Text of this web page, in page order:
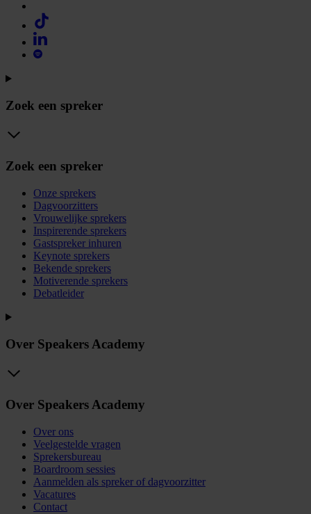
Zoek een spreker
Zoek een spreker
Onze sprekers
Dagvoorzitters
Vrouwelijke sprekers
Inspirerende sprekers
Gastspreker inhuren
Keynote sprekers
Bekende sprekers
Motiverende sprekers
Debatleider
Over Speakers Academy
Over Speakers Academy
Over ons
Veelgestelde vragen
Sprekersbureau
Boardroom sessies
Aanmelden als spreker of dagvoorzitter
Vacatures
Contact